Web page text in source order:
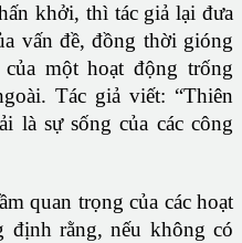
khởi, thì tác giả lại đưa
vấn đề, đồng thời gióng
một hoạt động trống
Tác giả viết: “Thiên
là sự sống của các công
quan trọng của các hoạt
định rằng, nếu không có